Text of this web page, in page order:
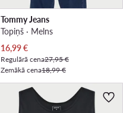
Tommy Jeans
Topiņš · Melns
Pašreizējā cena
16,99€
Regulārā cena27,95 €
Zemākā cena18,99 €